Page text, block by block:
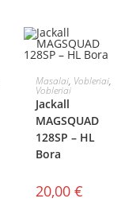
Į KREPŠELĮ
Masalai, Vobleriai,
Vobleriai
Jackall
MAGSQUAD
128SP – HL
Bora
20,00 €